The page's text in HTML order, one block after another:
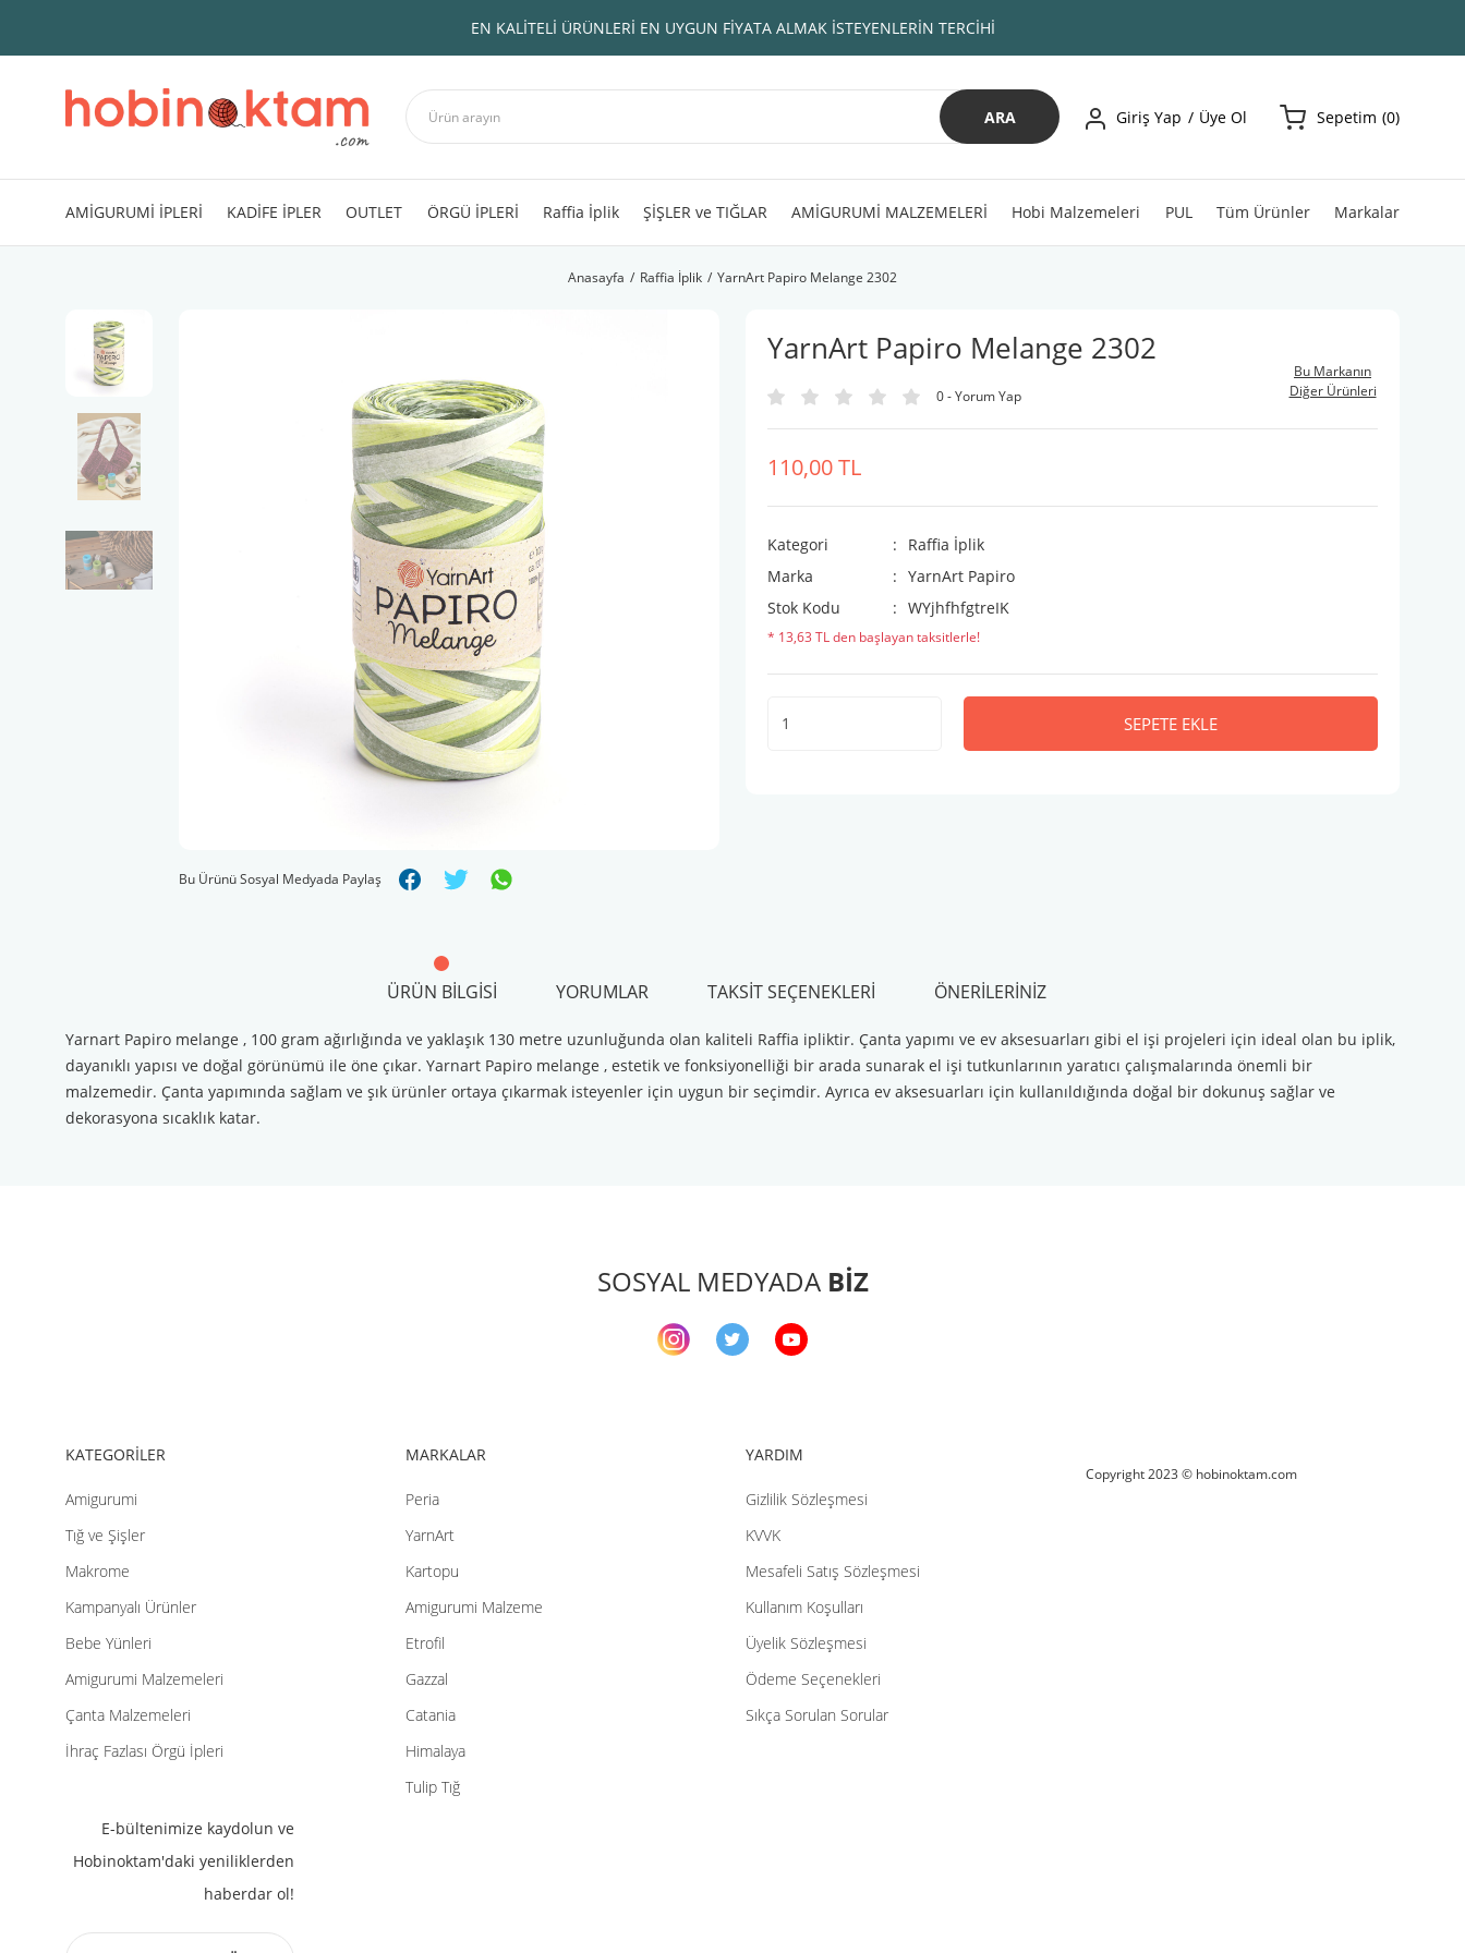
EN KALİTELİ ÜRÜNLERİ EN UYGUN FİYATA ALMAK İSTEYENLERİN TERCİHİ
ARA Giriş Yap Üye Ol Sepetim 0
AMİGURUMİ İPLERİ KADİFE İPLER OUTLET ÖRGÜ İPLERİ Raffia İplik ŞİŞLER ve TIĞLAR AMİGURUMİ MALZEMELERİ Hobi Malzemeleri PUL Tüm Ürünler Markalar
Anasayfa Raffia İplik YarnArt Papiro Melange 2302
Bu Ürünü Sosyal Medyada Paylaş
YarnArt Papiro Melange 2302
0 - Yorum Yap
Bu Markanın
Diğer Ürünleri
110,00 TL
Kategori
Raffia İplik
Marka
YarnArt Papiro
Stok Kodu
WYjhfhfgtreIK
* 13,63 TL den başlayan taksitlerle!
SEPETE EKLE
ÜRÜN BILGISI YORUMLAR TAKSIT SEÇENEKLERI ÖNERILERINIZ
Yarnart Papiro melange , 100 gram ağırlığında ve yaklaşık 130 metre uzunluğunda olan kaliteli Raffia ipliktir. Çanta yapımı ve ev aksesuarları gibi el işi projeleri için ideal olan bu iplik,
dayanıklı yapısı ve doğal görünümü ile öne çıkar. Yarnart Papiro melange , estetik ve fonksiyonelliği bir arada sunarak el işi tutkunlarının yaratıcı çalışmalarında önemli bir
malzemedir. Çanta yapımında sağlam ve şık ürünler ortaya çıkarmak isteyenler için uygun bir seçimdir. Ayrıca ev aksesuarları için kullanıldığında doğal bir dokunuş sağlar ve
dekorasyona sıcaklık katar.
Gönder
SOSYAL MEDYADA BİZ
KATEGORİLER
Amigurumi
Tığ ve Şişler
Makrome
Kampanyalı Ürünler
Bebe Yünleri
Amigurumi Malzemeleri
Çanta Malzemeleri
İhraç Fazlası Örgü İpleri
MARKALAR
Peria
YarnArt
Kartopu
Amigurumi Malzeme
Etrofil
Gazzal
Catania
Himalaya
Tulip Tığ
YARDIM
Gizlilik Sözleşmesi
KVVK
Mesafeli Satış Sözleşmesi
Kullanım Koşulları
Üyelik Sözleşmesi
Ödeme Seçenekleri
Sıkça Sorulan Sorular
E-bültenimize kaydolun ve
Hobinoktam'daki yeniliklerden
haberdar ol!
Copyright 2023 © hobinoktam.com